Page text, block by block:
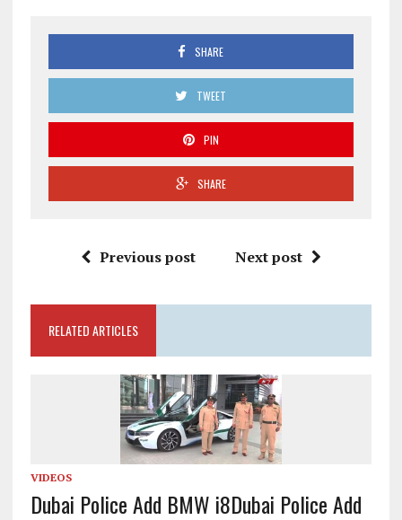
SHARE
TWEET
PIN
SHARE
Previous post Next post
RELATED ARTICLES
VIDEOS
Dubai Police Add BMW i8Dubai Police Add